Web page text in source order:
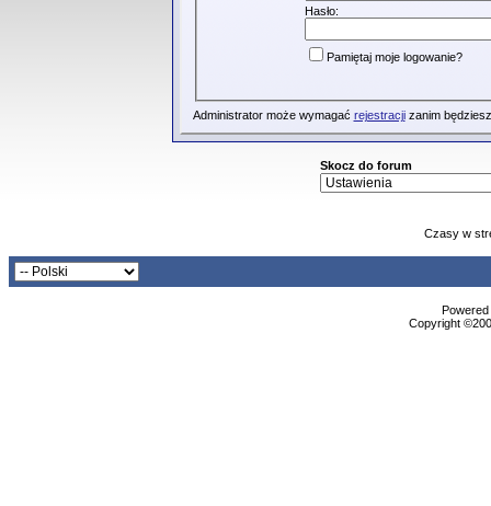
Hasło:
Pamiętaj moje logowanie?
Administrator może wymagać rejestracjizanim
Skocz do forum
Czasy w
Copyright